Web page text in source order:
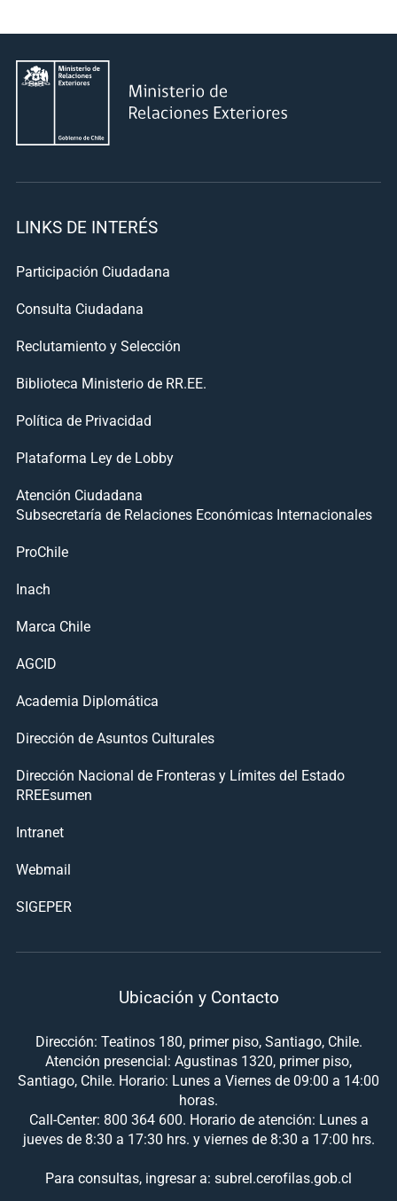
LINKS DE INTERÉS
Participación Ciudadana
Consulta Ciudadana
Reclutamiento y Selección
Biblioteca Ministerio de RR.EE.
Política de Privacidad
Plataforma Ley de Lobby
Atención Ciudadana
Subsecretaría de Relaciones Económicas Internacionales
ProChile
Inach
Marca Chile
AGCID
Academia Diplomática
Dirección de Asuntos Culturales
Dirección Nacional de Fronteras y Límites del Estado
RREEsumen
Intranet
Webmail
SIGEPER
Ubicación y Contacto
Dirección: Teatinos 180, primer piso, Santiago, Chile.
Atención presencial: Agustinas 1320, primer piso,
Santiago, Chile. Horario: Lunes a Viernes de 09:00 a 14:00
horas.
Call-Center: 800 364 600. Horario de atención: Lunes a
jueves de 8:30 a 17:30 hrs. y viernes de 8:30 a 17:00 hrs.
Para consultas, ingresar a: subrel.cerofilas.gob.cl